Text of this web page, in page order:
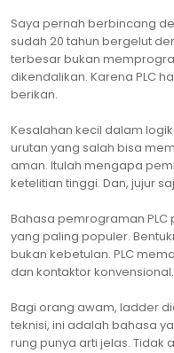
Saya pernah berbincang
sudah 20 tahun bergelut
terbesar bukan
dikendalikan. Karena PLC
berikan.
Kesalahan kecil dalam
urutan yang salah bisa
aman. Itulah mengapa
ketelitian tinggi. Dan, jujur
Bahasa pemrograman
yang paling populer.
bukan kebetulan. PLC
dan kontaktor konvensional.
Bagi orang awam, ladder
teknisi, ini adalah bahasa
rung punya arti jelas. Tidak